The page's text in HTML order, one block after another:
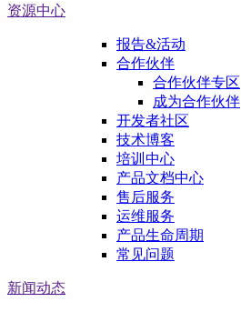
资源中心
报告&活动
合作伙伴
合作伙伴专区
成为合作伙伴
开发者社区
技术博客
培训中心
产品文档中心
售后服务
运维服务
产品生命周期
常见问题
新闻动态